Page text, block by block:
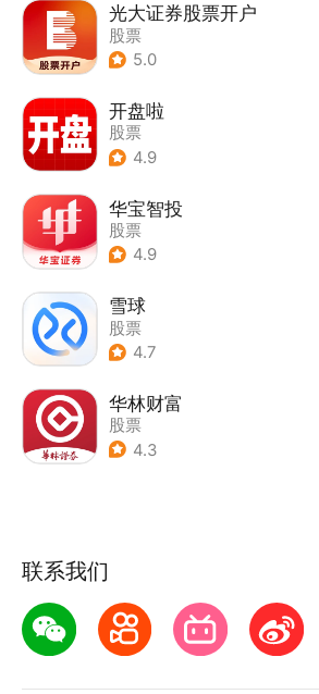
光大证券股票开户
股票
5.0
开盘啦
股票
4.9
华宝智投
股票
4.9
雪球
股票
4.7
华林财富
股票
4.3
联系我们